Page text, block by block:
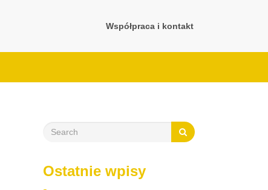
Współpraca i kontakt
Ostatnie wpisy